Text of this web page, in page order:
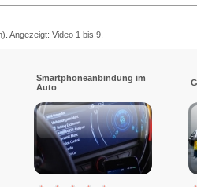
Angezeigt: Video 1 bis 9.
Smartphoneanbindung im
Auto